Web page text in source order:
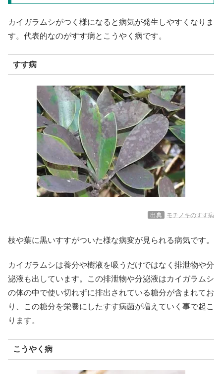
カイガラムシがつく様になると病気が発生しやすくなりま
す。代表的なのがすす病とこうやく病です。
すす病
出典 モチノキのすす病
枝や葉に黒いすすがついた様な病変が見られる病気です。
カイガラムシは養分や樹液を吸うだけではなく排泄物や分
泌液も出しています。この排泄物や分泌液はカイガラムシ
の体の中で使い切れずに排出されている糖分が含まれてお
り、この糖分を栄養にしたすす病菌が増えていく事で起こ
ります。
こうやく病